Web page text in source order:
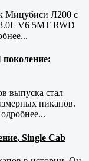
Мицубиси Л200 с
V6 5MT RWD
выпуска стал
пикапов.
Single Cab